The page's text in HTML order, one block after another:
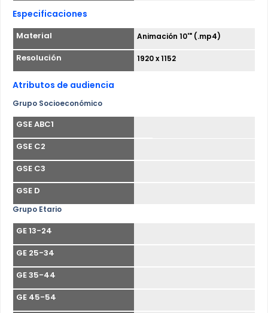
Especificaciones
Material Animación 10'" (.mp4)
Resolución 1920 x 1152
Atributos de audiencia
Grupo Socioeconómico
GSE ABC1
GSE C2
GSE C3
GSE D
Grupo Etario
GE 13-24
GE 25-34
GE 35-44
GE 45-54